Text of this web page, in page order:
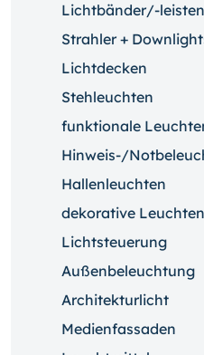
Lichtbänder/-leisten
Strahler +
Lichtdecken
Stehleuchten
funktionale
Hinweis-/
Hallenleuchten
dekorative Leuchten
Lichtsteuerung
Außenbeleuchtung
Architekturlicht
Medienfassaden